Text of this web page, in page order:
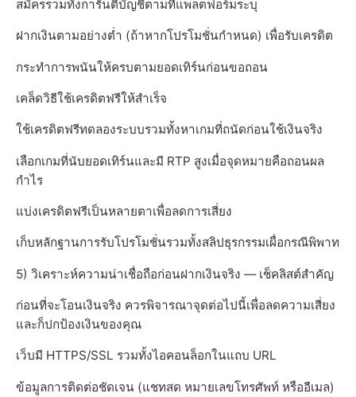
สมัครรวมทั้งการันตีบัญชีตามที่แพลตฟอร์มระบุ
ฝากเงินตามอย่างต่ำ (ถ้าหากโปรโมชั่นกำหนด) เพื่อรับเครดิต
กระทำการพนันให้ครบตามยอดเทิร์นก่อนขอถอน
เคล็ดวิธีใช้เครดิตฟรีให้สำเร็จ
ใช้เครดิตฟรีทดลองระบบรวมทั้งหาเกมที่ถนัดก่อนใช้เงินจริง
เลือกเกมที่นับยอดเทิร์นและมี RTP สูงเมื่อจุดหมายคือถอนผล
กำไร
แบ่งเครดิตฟรีเป็นหลายตาเพื่อลดการเสี่ยง
เก็บหลักฐานการรับโปรโมชั่นรวมทั้งสลิปธุรกรรมเผื่อกรณีพิพาท
5) วิเคราะห์ความน่าเชื่อถือก่อนฝากเงินจริง — เช็คลิสต์สำคัญ
ก่อนที่จะโอนเงินจริง ควรพิจารณาจุดต่อไปนี้เพื่อลดความเสี่ยง
และก็ปกป้องเงินของคุณ
เว็บมี HTTPS/SSL รวมทั้งไอคอนล็อกในแถบ URL
ข้อมูลการติดต่อชัดเจน (แชทสด หมายเลขโทรศัพท์ หรืออีเมล)